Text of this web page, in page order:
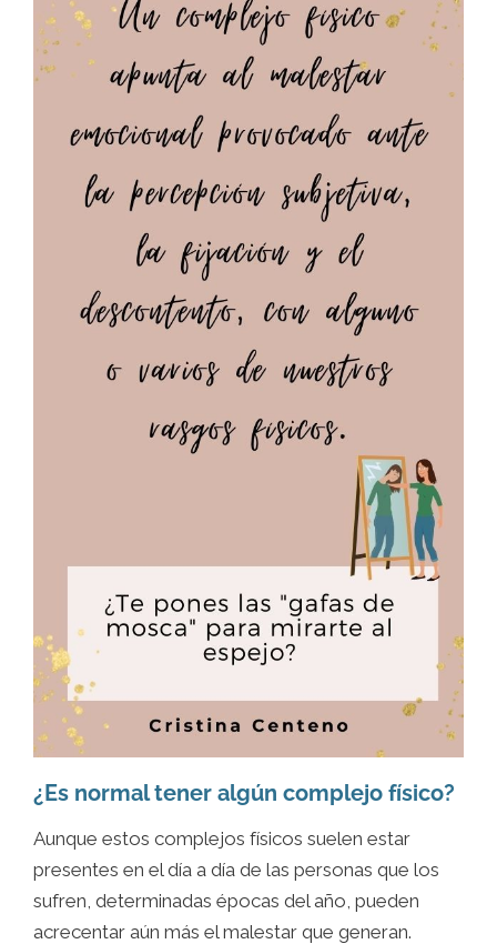
¿Es normal tener algún complejo físico?
Aunque estos complejos físicos suelen estar
presentes en el día a día de las personas que los
sufren, determinadas épocas del año, pueden
acrecentar aún más el malestar que generan.